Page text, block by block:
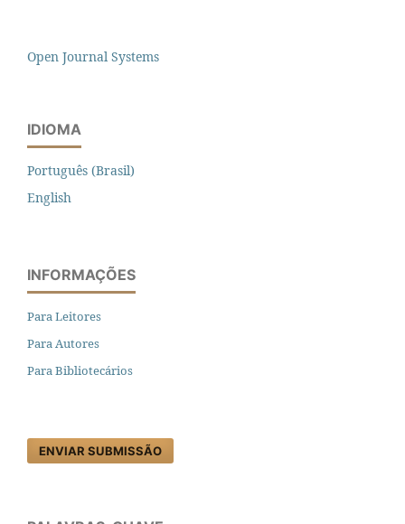
Open Journal Systems
IDIOMA
Português (Brasil)
English
INFORMAÇÕES
Para Leitores
Para Autores
Para Bibliotecários
ENVIAR SUBMISSÃO